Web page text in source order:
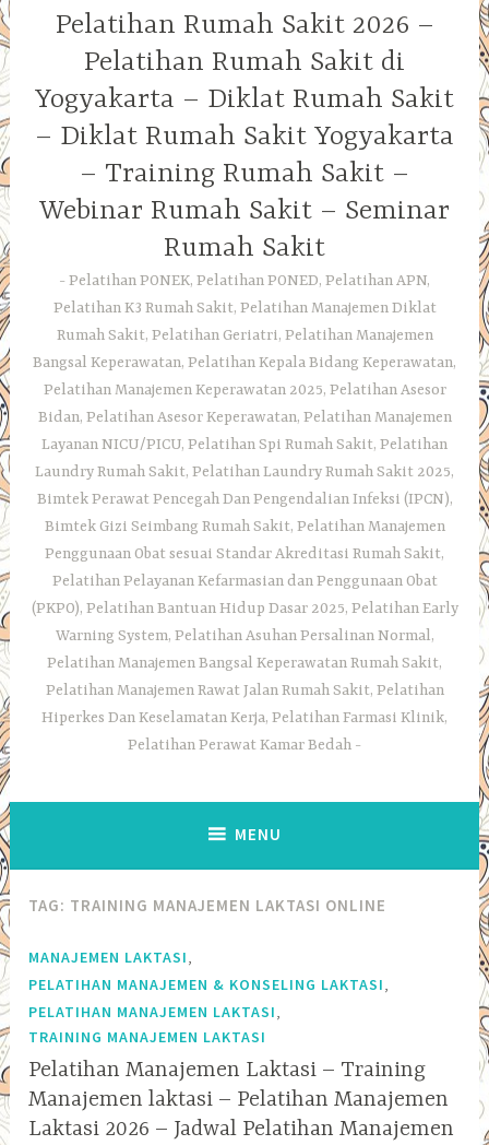
Pelatihan Rumah Sakit 2026 –
Pelatihan Rumah Sakit di
Yogyakarta – Diklat Rumah Sakit
– Diklat Rumah Sakit Yogyakarta
– Training Rumah Sakit –
Webinar Rumah Sakit – Seminar
Rumah Sakit
Pelatihan PONEK, Pelatihan PONED, Pelatihan APN,
Pelatihan K3 Rumah Sakit, Pelatihan Manajemen Diklat
Rumah Sakit, Pelatihan Geriatri, Pelatihan Manajemen
Bangsal Keperawatan, Pelatihan Kepala Bidang Keperawatan,
Pelatihan Manajemen Keperawatan 2025, Pelatihan Asesor
Bidan, Pelatihan Asesor Keperawatan, Pelatihan Manajemen
Layanan NICU/PICU, Pelatihan Spi Rumah Sakit, Pelatihan
Laundry Rumah Sakit, Pelatihan Laundry Rumah Sakit 2025,
Bimtek Perawat Pencegah Dan Pengendalian Infeksi (IPCN),
Bimtek Gizi Seimbang Rumah Sakit, Pelatihan Manajemen
Penggunaan Obat sesuai Standar Akreditasi Rumah Sakit,
Pelatihan Pelayanan Kefarmasian dan Penggunaan Obat
(PKPO), Pelatihan Bantuan Hidup Dasar 2025, Pelatihan Early
Warning System, Pelatihan Asuhan Persalinan Normal,
Pelatihan Manajemen Bangsal Keperawatan Rumah Sakit,
Pelatihan Manajemen Rawat Jalan Rumah Sakit, Pelatihan
Hiperkes Dan Keselamatan Kerja, Pelatihan Farmasi Klinik,
Pelatihan Perawat Kamar Bedah
MENU
TAG: TRAINING MANAJEMEN LAKTASI ONLINE
MANAJEMEN LAKTASI
PELATIHAN MANAJEMEN & KONSELING LAKTASI
PELATIHAN MANAJEMEN LAKTASI
TRAINING MANAJEMEN LAKTASI
Pelatihan Manajemen Laktasi – Training
Manajemen laktasi – Pelatihan Manajemen
Laktasi 2026 – Jadwal Pelatihan Manajemen